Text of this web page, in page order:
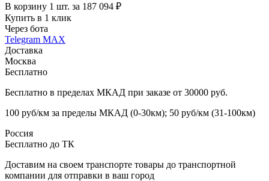
В корзину 1 шт. за 187 094 ₽
Купить в 1 клик
Через бота
Telegram MAX
Доставка
Москва
Бесплатно
Бесплатно в пределах МКАД при заказе от 30000 руб.
100 руб/км за пределы МКАД (0-30км); 50 руб/км (31-100км)
Россия
Бесплатно до ТК
Доставим на своем транспорте товары до транспортной
компании для отправки в ваш город